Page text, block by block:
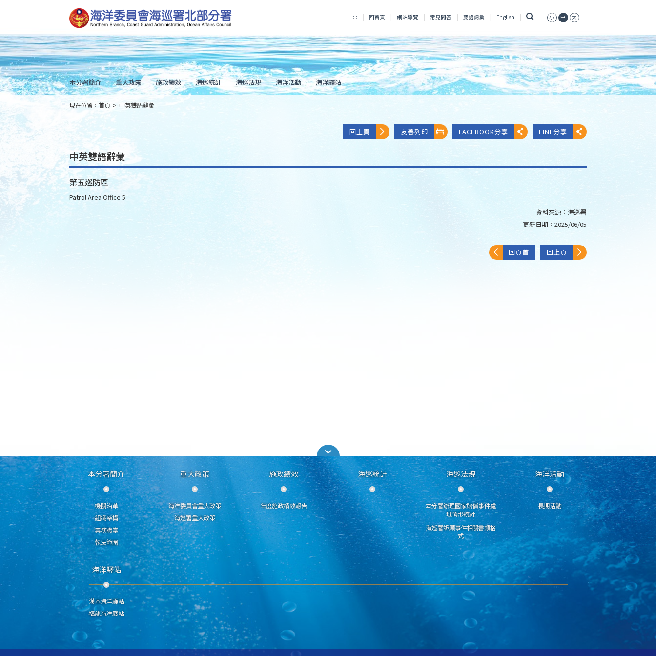
到
主
要
內
容
Skip
to
main
content
::: 回首頁 網站導覽 常見問答 雙語詞彙 English 小 中 大
本分署簡介 重大政策 施政績效 海巡統計 海巡法規 海洋活動 海洋驛站
::: 現在位置： 首頁 > 中英雙語辭彙
回上頁 友善列印 FACEBOOK分享 LINE分享
中英雙語辭彙
第五巡防區
Patrol Area Office 5
資料來源： 海巡署
更新日期： 2025/06/05
回頁首 回上頁
本分署簡介
機關沿革
組織架構
業務職掌
執法範圍
重大政策
海洋委員會重大政策
海巡署重大政策
施政績效
年度施政績效報告
海巡統計 海巡法規
本分署辦理國家賠償事件處
理情形統計
海巡署訴願事件相關書類格
式
海洋活動
長期活動
海洋驛站
漢本海洋驛站
福龍海洋驛站